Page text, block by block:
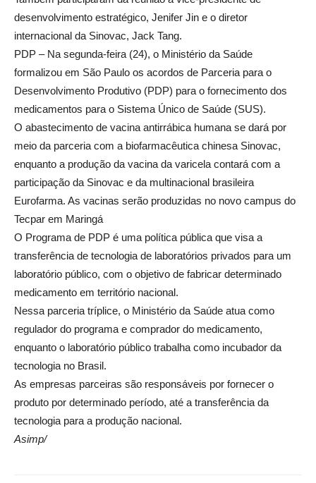
desenvolvimento estratégico, Jenifer Jin e o diretor
internacional da Sinovac, Jack Tang.
PDP – Na segunda-feira (24), o Ministério da Saúde
formalizou em São Paulo os acordos de Parceria para o
Desenvolvimento Produtivo (PDP) para o fornecimento dos
medicamentos para o Sistema Único de Saúde (SUS).
O abastecimento de vacina antirrábica humana se dará por
meio da parceria com a biofarmacêutica chinesa Sinovac,
enquanto a produção da vacina da varicela contará com a
participação da Sinovac e da multinacional brasileira
Eurofarma. As vacinas serão produzidas no novo campus do
Tecpar em Maringá
O Programa de PDP é uma política pública que visa a
transferência de tecnologia de laboratórios privados para um
laboratório público, com o objetivo de fabricar determinado
medicamento em território nacional.
Nessa parceria tríplice, o Ministério da Saúde atua como
regulador do programa e comprador do medicamento,
enquanto o laboratório público trabalha como incubador da
tecnologia no Brasil.
As empresas parceiras são responsáveis por fornecer o
produto por determinado período, até a transferência da
tecnologia para a produção nacional.
Asimp/